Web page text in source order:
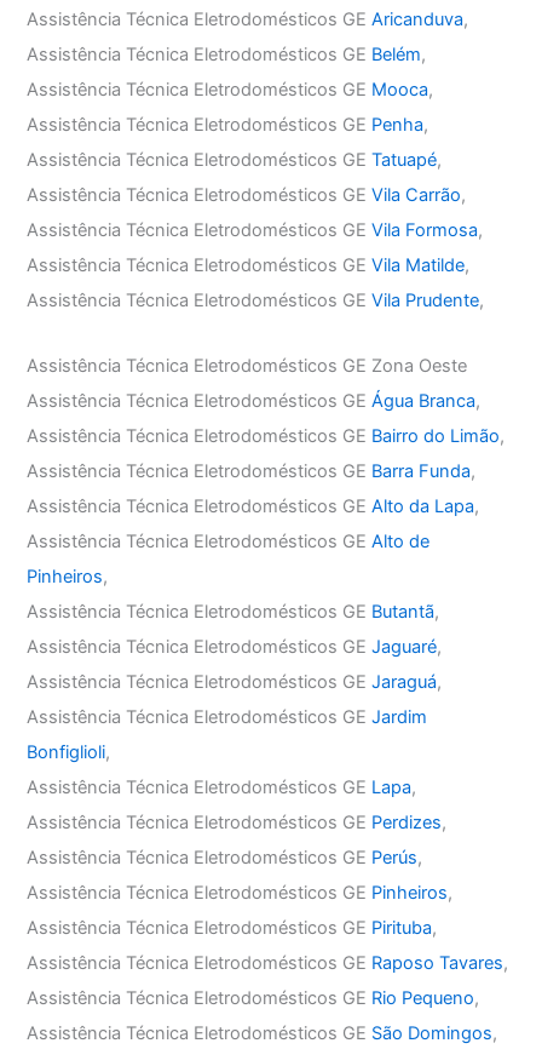
Assistência Técnica Eletrodomésticos GEAricanduva,
Assistência Técnica Eletrodomésticos GE Belém,
Assistência Técnica Eletrodomésticos GE Mooca,
Assistência Técnica Eletrodomésticos GE Penha,
Assistência Técnica Eletrodomésticos GETatuapé,
Assistência Técnica Eletrodomésticos GEVila Carrão,
Assistência Técnica Eletrodomésticos GEVila Formosa,
Assistência Técnica Eletrodomésticos GEVila Matilde,
Assistência Técnica Eletrodomésticos GEVila Prudente,
Assistência Técnica Eletrodomésticos GE Zona Oeste
Assistência Técnica Eletrodomésticos GEÁgua Branca,
Assistência Técnica Eletrodomésticos GE Bairro do Limão,
Assistência Técnica Eletrodomésticos GE Barra Funda,
Assistência Técnica Eletrodomésticos GEAlto da Lapa,
Assistência Técnica Eletrodomésticos GEAlto de
Pinheiros,
Assistência Técnica Eletrodomésticos GE Butantã,
Assistência Técnica Eletrodomésticos GEJaguaré,
Assistência Técnica Eletrodomésticos GEJaraguá,
Assistência Técnica Eletrodomésticos GEJardim
Bonfiglioli,
Assistência Técnica Eletrodomésticos GE Lapa,
Assistência Técnica Eletrodomésticos GE Perdizes,
Assistência Técnica Eletrodomésticos GE Perús,
Assistência Técnica Eletrodomésticos GE Pinheiros,
Assistência Técnica Eletrodomésticos GE Pirituba,
Assistência Técnica Eletrodomésticos GE Raposo Tavares,
Assistência Técnica Eletrodomésticos GE Rio Pequeno,
Assistência Técnica Eletrodomésticos GE São Domingos,